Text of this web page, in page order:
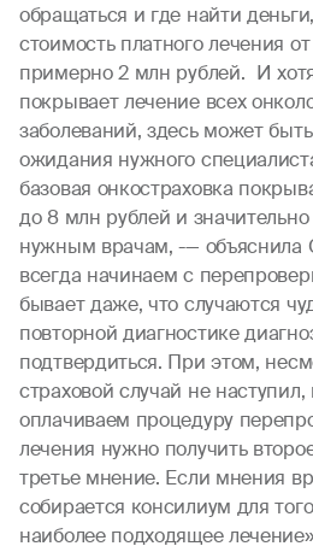
обращаться и где найти
стоимость платного лечения
примерно 2 млн рублей. И
покрывает лечение всех
заболеваний, здесь может
ожидания нужного
базовая онкостраховка
до 8 млн рублей и значительно
нужным врачам, -—
всегда начинаем с
бывает даже, что случаются
повторной диагностике
подтвердиться. При этом,
страховой случай не
оплачиваем процедуру
лечения нужно получить
третье мнение. Если мнения
собирается консилиум для
наиболее подходящее